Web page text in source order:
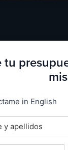
tu
in English